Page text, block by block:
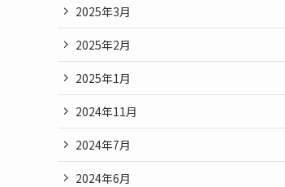
2025年3月
2025年2月
2025年1月
2024年11月
2024年7月
2024年6月